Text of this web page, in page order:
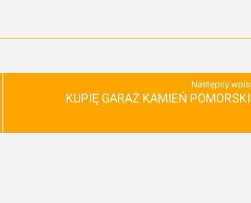
Następny wpis
KUPIĘ GARAŻ KAMIEŃ POMORSKI